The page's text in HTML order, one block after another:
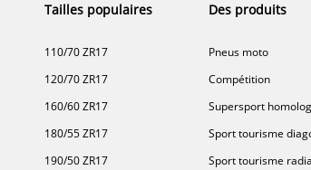
Tailles populaires
110/70 ZR17
120/70 ZR17
160/60 ZR17
180/55 ZR17
190/50 ZR17
Des produits
Pneus moto
Compétition
Supersport
Sport tourisme
Sport tourisme